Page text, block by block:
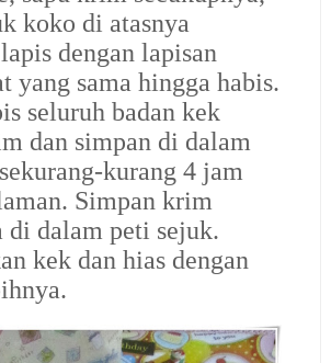
koko di atasnya
dengan lapisan
yang sama hingga habis.
seluruh badan kek
dan simpan di dalam
kurang 4 jam
Simpan krim
di dalam peti sejuk.
kek dan hias dengan